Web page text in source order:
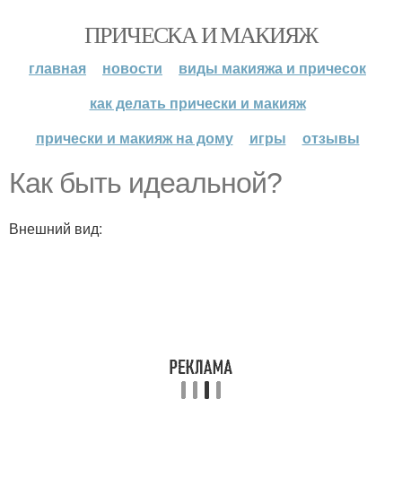
ПРИЧЕСКА И МАКИЯЖ
главная новости
виды макияжа и причесок
как делать прически и макияж
прически и макияж на дому
игры отзывы
Как быть идеальной?
Внешний вид: